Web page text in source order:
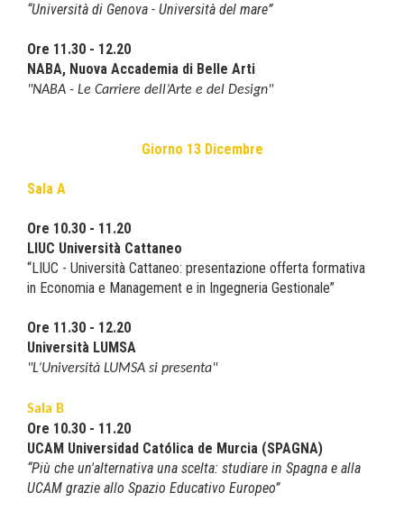
“Università di Genova - Università del mare”
Ore 11.30 - 12.20
NABA, Nuova Accademia di Belle Arti
"NABA - Le Carriere dell’Arte e del Design"
Giorno 13 Dicembre
Sala A
Ore 10.30 - 11.20
LIUC Università Cattaneo
“LIUC - Università Cattaneo: presentazione offerta formativa
in Economia e Management e in Ingegneria Gestionale”
Ore 11.30 - 12.20
Università LUMSA
"L’Università LUMSA si presenta"
Sala B
Ore 10.30 - 11.20
UCAM Universidad Católica de Murcia (SPAGNA)
“Più che un'alternativa una scelta: studiare in Spagna e alla
UCAM grazie allo Spazio Educativo Europeo”